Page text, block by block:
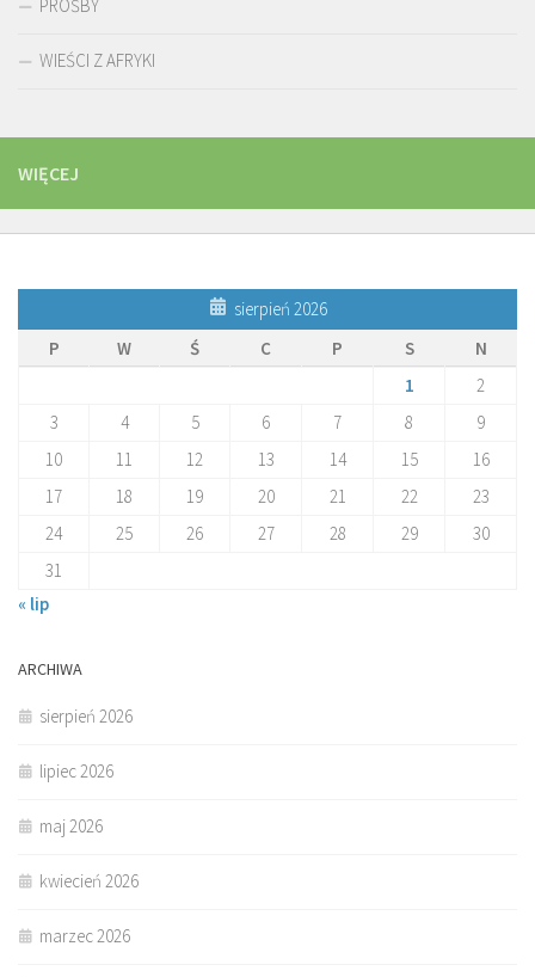
PROŚBY
WIEŚCI Z AFRYKI
WIĘCEJ
sierpień 2026
P
W Ś C P S
N
1
2
3
4 5 6 7 8
9
10
11 12 13 14 15
16
17
18 19 20 21 22
23
24
25 26 27 28 29
30
31
« lip
ARCHIWA
sierpień 2026
lipiec 2026
maj 2026
kwiecień 2026
marzec 2026